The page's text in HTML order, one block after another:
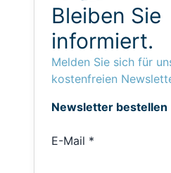
Bleiben Sie
informiert.
Melden Sie sich für
kostenfreien